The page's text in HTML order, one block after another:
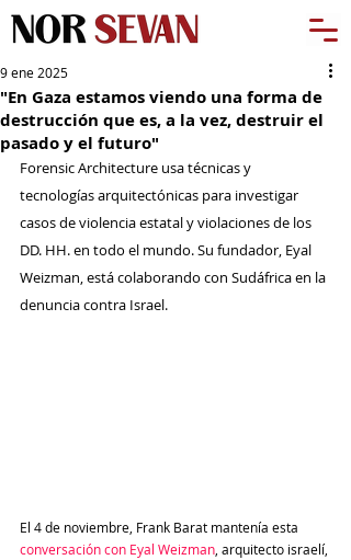
"En Gaza estamos viendo una forma de
destrucción que es, a la vez, destruir el
pasado y el futuro"
9 ene 2025
Forensic Architecture usa técnicas y
tecnologías arquitectónicas para investigar
casos de violencia estatal y violaciones de los
DD. HH. en todo el mundo. Su fundador, Eyal
Weizman, está colaborando con Sudáfrica en la
denuncia contra Israel.
El 4 de noviembre, Frank Barat mantenía esta
conversación con Eyal Weizman , arquitecto israelí,